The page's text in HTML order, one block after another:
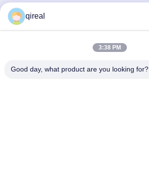
सम्पर्क करने का विवरण
qireal
3:38 PM
Good day, what product are you looking for?